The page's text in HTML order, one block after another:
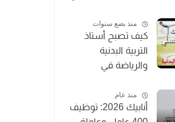
منذ بضع سنوات
كيف تصبح أستاذ
التربية البدنية
والرياضة في
منذ عام
أنابيك 2026: توظيف